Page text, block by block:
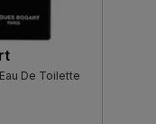
De Toilette